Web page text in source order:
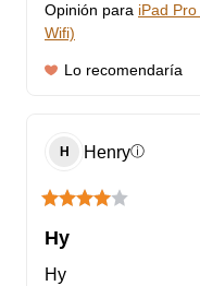
Opinión para iPad
Wifi)
Lo recomendaría
H Henryⓘ
Hy
Hy